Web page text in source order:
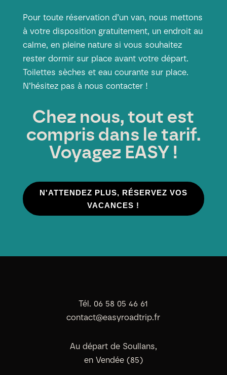
Pour toute réservation d’un van, nous mettons
à votre disposition gratuitement, un endroit au
calme, en pleine nature si vous souhaitez
rester dormir sur place avant votre départ.
Toilettes sèches et eau courante sur place.
N’hésitez pas ànous contacter!
Chez nous, tout est
compris dans le tarif.
Voyagez EASY !
N'ATTENDEZ PLUS, RÉSERVEZ VOS
VACANCES !
Tél. 06 58 05 46 61
contact@easyroadtrip.fr
Au départ de Soullans,
en Vendée (85)